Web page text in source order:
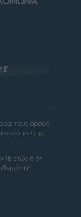
τους όρους
της
18 ετών ή ότι
ή